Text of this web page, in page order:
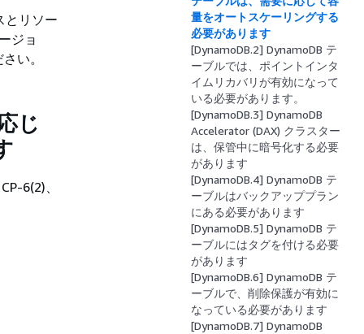
とリソー
ジョ
い。
じ
6(2)、
量をオートスケーリングする
必要があります
[DynamoDB.2] DynamoDB テ
ーブルでは、ポイントインタ
イムリカバリが有効になって
いる必要があります。
[DynamoDB.3] DynamoDB
Accelerator (DAX) クラスター
は、保管中に暗号化する必要
があります
[DynamoDB.4] DynamoDB テ
ーブルはバックアッププラン
にある必要があります
[DynamoDB.5] DynamoDB テ
ーブルにはタグを付ける必要
があります
[DynamoDB.6] DynamoDB テ
ーブルで、削除保護が有効に
なっている必要があります
[DynamoDB.7] DynamoDB